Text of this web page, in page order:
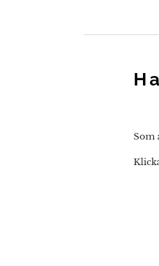
Som